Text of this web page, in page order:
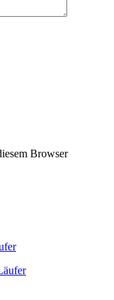
Browser